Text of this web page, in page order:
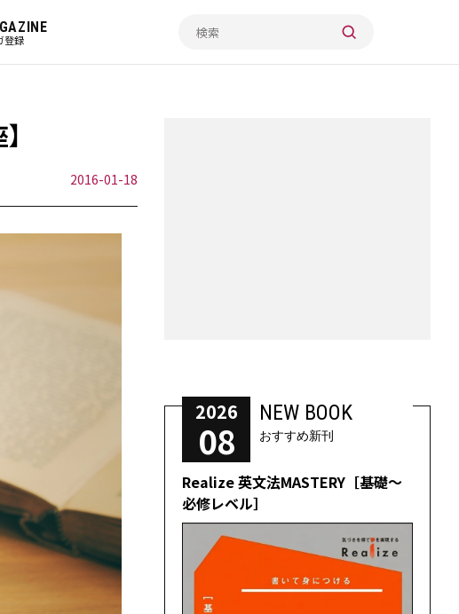
登録
2016-01-18
2026
08
NEW BOOK
おすすめ新刊
Realize 英文法MASTERY［基礎～
必修レベル］